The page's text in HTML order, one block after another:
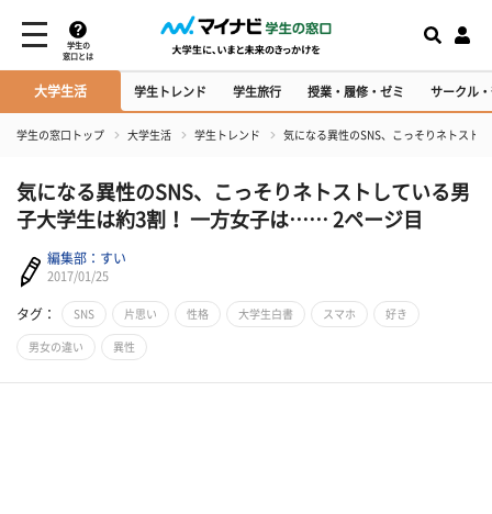
学生の
窓口とは
大学生活 学生トレンド 学生旅行 授業・履修・ゼミ サークル
学生の窓口トップ 大学生活 学生トレンド 気になる異性のSNS、こっそりネトスト
気になる異性のSNS、こっそりネトストしている男
子大学生は約3割！ 一方女子は…… 2ページ目
編集部：すい
2017/01/25
タグ： SNS 片思い 性格 大学生白書 スマホ 好き
男女の違い 異性